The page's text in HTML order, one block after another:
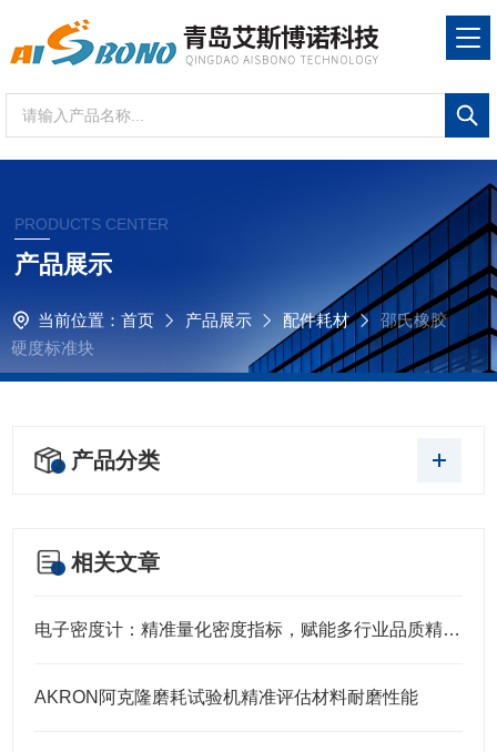
PRODUCTS CENTER
产品展示
当前位置： 首页 产品展示 配件耗材
邵氏橡胶
硬度标准块
产品分类
相关文章
电子密度计：精准量化密度指标，赋能多行业品质精准管控
AKRON阿克隆磨耗试验机精准评估材料耐磨性能